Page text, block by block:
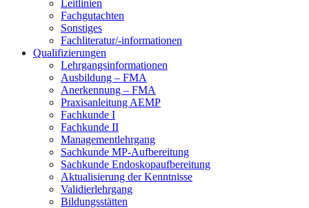
Leitlinien
Fachgutachten
Sonstiges
Fachliteratur/-informationen
Qualifizierungen
Lehrgangsinformationen
Ausbildung – FMA
Anerkennung – FMA
Praxisanleitung AEMP
Fachkunde I
Fachkunde II
Managementlehrgang
Sachkunde MP-Aufbereitung
Sachkunde Endoskopaufbereitung
Aktualisierung der Kenntnisse
Validierlehrgang
Bildungsstätten